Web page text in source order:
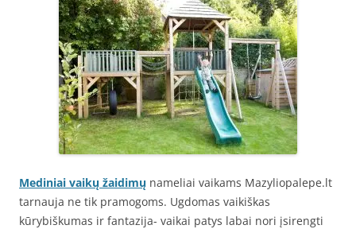
Mediniai vaikų žaidimų nameliai vaikams Mazyliopalepe.lt
tarnauja ne tik pramogoms. Ugdomas vaikiškas
kūrybiškumas ir fantazija- vaikai patys labai nori įsirengti